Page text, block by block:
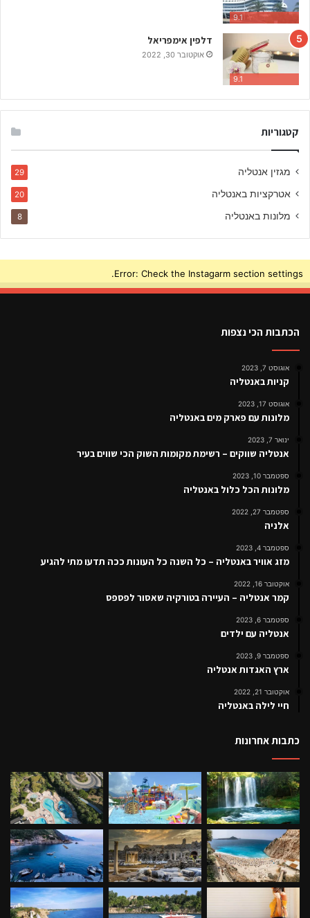
ב
ע
9.1
9.1
דלפין אימפריאל
אוקטובר 30, 2022
קטגוריות
מגזין אנטליה 29
אטרקציות באנטליה 20
מלונות באנטליה 8
Error: Check the Instagarm section settings.
הכתבות הכי נצפות
אוגוסט 7, 2023
קניות באנטליה
אוגוסט 17, 2023
מלונות עם פארק מים באנטליה
ינואר 7, 2023
אנטליה שווקים – רשימת מקומות השוק הכי שווים בעיר
ספטמבר 10, 2023
מלונות הכל כלול באנטליה
ספטמבר 27, 2022
אלניה
ספטמבר 4, 2023
מזג אוויר באנטליה – כל השנה כל העונות ככה תדעו מתי להגיע
אוקטובר 16, 2022
קמר אנטליה – העיירה בטורקיה שאסור לפספס
ספטמבר 6, 2023
אנטליה עם ילדים
ספטמבר 9, 2023
ארץ האגדות אנטליה
אוקטובר 21, 2022
חיי לילה באנטליה
כתבות אחרונות